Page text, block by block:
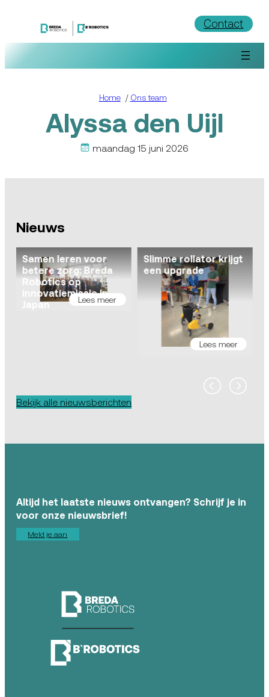
Contact
Home/ Ons team
Alyssa den Uijl
maandag 15 juni 2026
Nieuws
Samen leren voor
betere zorg: Breda
Robotics op
innovatiemissie in
Japan
Lees meer
Slimme rollator krijgt
een upgrade
Lees meer
Bekijk alle nieuwsberichten
Altijd het laatste nieuws ontvangen? Schrijf je in
voor onze nieuwsbrief!
Meld je aan